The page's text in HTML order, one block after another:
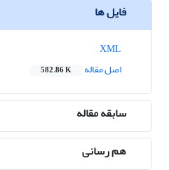
فایل ها
اصل مقاله
582.86 K
سابقه مقاله
هم رسانی